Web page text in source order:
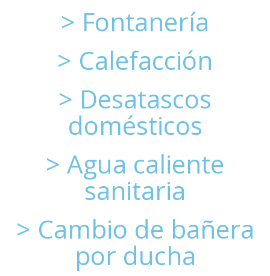
> Fontanería
> Calefacción
> Desatascos
domésticos
> Agua caliente
sanitaria
> Cambio de bañera
por ducha